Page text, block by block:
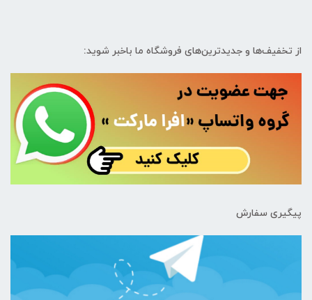
از تخفیف‌ها و جدیدترین‌های فروشگاه ما باخبر شوید:
پیگیری سفارش